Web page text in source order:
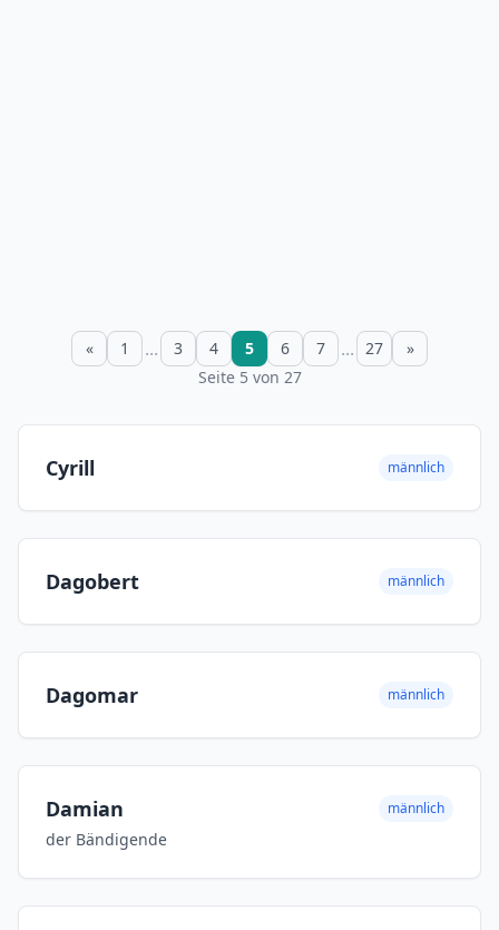
« 1 ... 3 4 5 6 7 ... 27
»
Seite 5 von 27
Cyrill männlich
Dagobert männlich
Dagomar männlich
Damian männlich
der Bändigende